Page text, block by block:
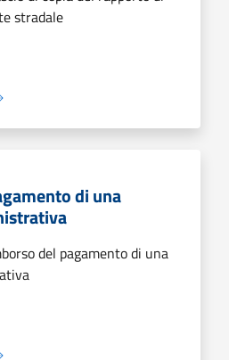
stradale
di una
del pagamento di una